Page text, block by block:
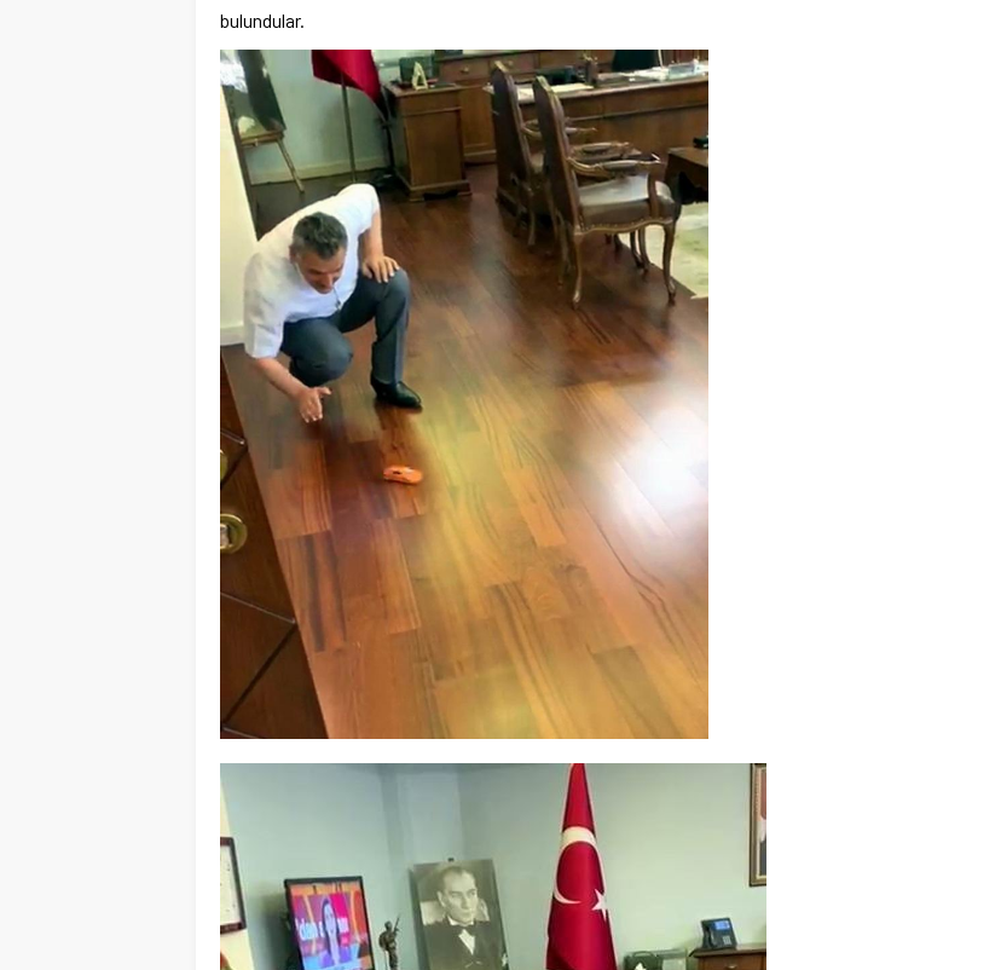
bulundular.